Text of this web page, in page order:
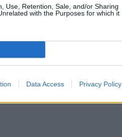
Use, Retention, Sale, and/or Sharing
with the Purposes for which it
Data Access Privacy Policy
κάνοντας μια βόλτα
σε ένα κτίριο στο
λειτουργούν σαν
σχολείου, το 1924
ρεύμα στην πόλη, στον
επισκευάστηκε,